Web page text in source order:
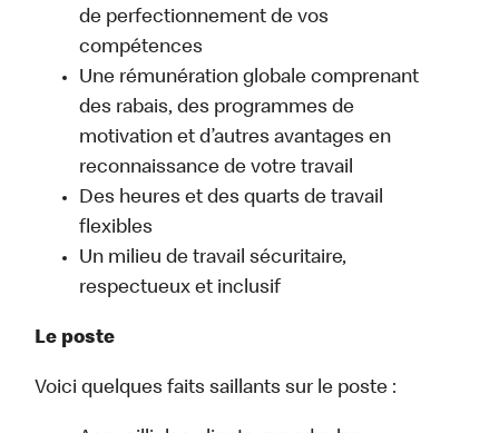
de perfectionnement de vos
compétences
Une rémunération globale comprenant
des rabais, des programmes de
motivation et d’autres avantages en
reconnaissance de votre travail
Des heures et des quarts de travail
flexibles
Un milieu de travail sécuritaire,
respectueux et inclusif
Le poste
Voici quelques faits saillants sur le poste :